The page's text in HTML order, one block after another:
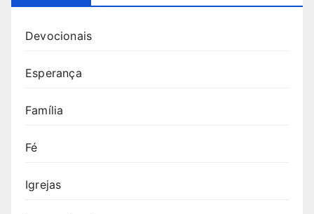
Devocionais
Esperança
Família
Fé
Igrejas